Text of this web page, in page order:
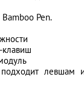
Pen.
клавиш
левшам